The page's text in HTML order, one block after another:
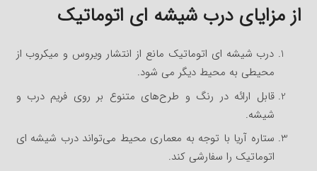
از مزایای درب شیشه‌ ای اتوماتیک
درب شیشه‌ ای اتوماتیک مانع از انتشار ویروس و میکروب از
محیطی به محیط دیگر می شود.
قابل‌ ارائه در رنگ و طرح‌های متنوع بر روی فریم درب و
شیشه.
ستاره آریا با توجه به معماری محیط می‌تواند درب شیشه‌ ای
اتوماتیک را سفارشی کند.